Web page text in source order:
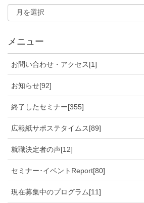
メニュー
お問い合わせ・アクセス[1]
お知らせ[92]
終了したセミナー[355]
広報紙サポステタイムス[89]
就職決定者の声[12]
セミナー･イベントReport[80]
現在募集中のプログラム[11]